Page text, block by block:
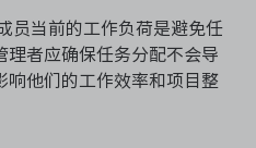
员当前的工作负荷是避免任
理者应确保任务分配不会导
响他们的工作效率和项目整